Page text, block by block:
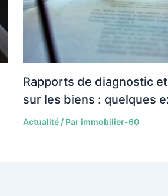
Rapports de diagnostic
sur les biens : quelques
Actualité/ Par immobilier-60